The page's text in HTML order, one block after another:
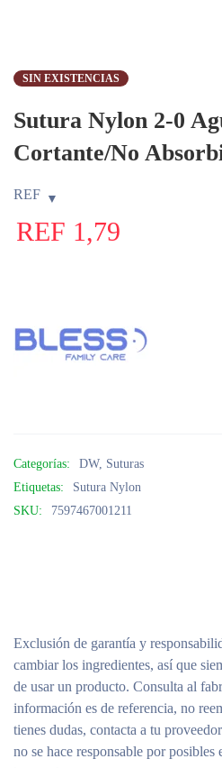
SIN EXISTENCIAS
Sutura Nylon 2-0
Cortante/No
REF
REF 1,79
Categorías: DW, Suturas
Etiquetas:
Sutura Nylon
SKU:
7597467001211
Exclusión de garantía y
cambiar los ingredientes, así que
de usar un producto. Consulta al
información es de referencia, no
tienes dudas, contacta a tu
no se hace responsable por